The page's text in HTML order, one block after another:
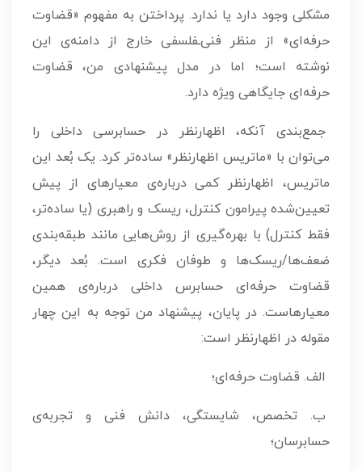
مشکلی وجود دارد یا ندارد. پرداختن به مفهوم «قضاوت
حرفه‌ای» از منظر فنی‌ـفلسفی خارج از دامنه‌ی این
نوشته است؛ اما در مدل پیشنهادی من، قضاوت
حرفه‌ای جایگاهی ویژه دارد.
جمع‌بندی آنکه، اظهارنظر در حسابرسی داخلی را
می‌توان با «ماتریس اظهارنظر» ساده‌تر کرد. یک بُعد این
ماتریس، اظهارنظر کمی درباره‌ی معیارهای از پیش
تعیین‌شده پیرامون کنترل، ریسک و راهبری (یا ساده‌تر،
فقط کنترل) با بهره‌گیری از روش‌هایی مانند طبقه‌بندی
ضعف‌ها/ریسک‌ها و طوفان فکری است. بُعد دیگر،
قضاوت حرفه‌ای حسابرس داخلی درباره‌ی همین
معیارهاست. در پایان، پیشنهاد من توجه به این چهار
مقوله در اظهارنظر است:
الف. قضاوت حرفه‌ای؛
ب. تخصص، شایستگی، دانش فنی و تجربه‌ی
حسابرسان؛